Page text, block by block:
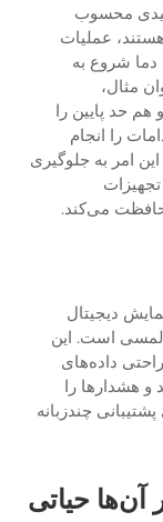
محسوب
عملیات
دما شروع به
مثال،
هم حد پایین را
را انجام
امر به جلوگیری
می‌کند.
دیجیتال
لمسی است. این
داده‌های
و هشدارها را
چندزبانه
حیاتی